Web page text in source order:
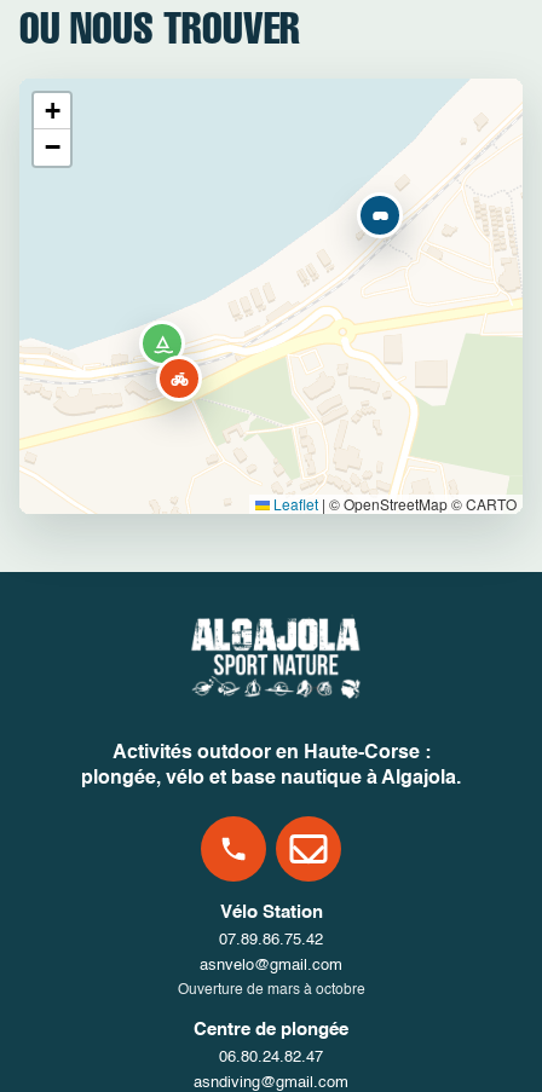
OU NOUS TROUVER
+
−
Leaflet | © OpenStreetMap © CARTO
Activités outdoor en Haute-Corse :
plongée, vélo et base nautique à Algajola.
Vélo Station
07.89.86.75.42
asnvelo@gmail.com
Ouverture de mars à octobre
Centre de plongée
06.80.24.82.47
asndiving@gmail.com